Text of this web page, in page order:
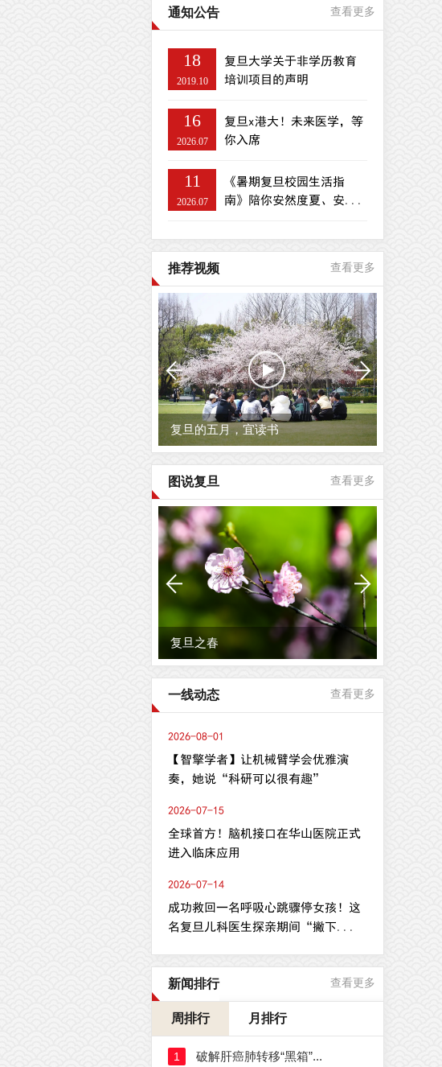
通知公告 查看更多
18
2019.10
复旦大学关于非学历教育
培训项目的声明
16
2026.07
复旦x港大！未来医学，等
你入席
11
2026.07
《暑期复旦校园生活指
南》陪你安然度夏、安...
推荐视频 查看更多
复旦的五月，宜读书
图说复旦 查看更多
复旦之春
一线动态 查看更多
2026-08-01
【智擎学者】让机械臂学会优雅演
奏，她说“科研可以很有趣”
2026-07-15
全球首方！脑机接口在华山医院正式
进入临床应用
2026-07-14
成功救回一名呼吸心跳骤停女孩！这
名复旦儿科医生探亲期间“撇下...
新闻排行 查看更多
周排行 月排行